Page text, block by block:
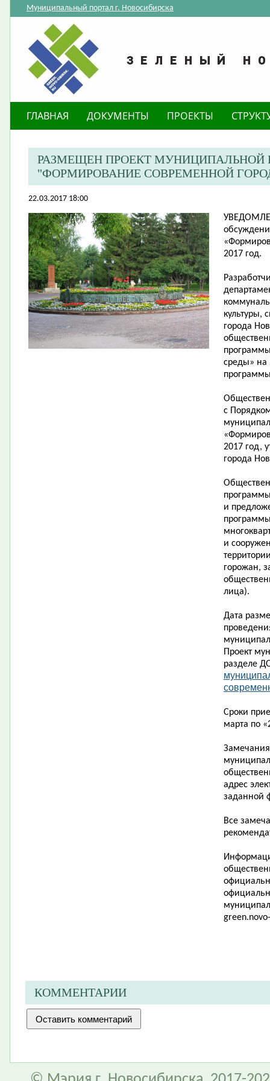
Муниципальный портал г. Новосибирска
ГЛАВНАЯ ДОКУМЕНТЫ ПРОЕКТЫ
РАЗМЕЩЕН ПРОЕКТ МУНИЦИПАЛЬНОЙ
"ФОРМИРОВАНИЕ СОВРЕМЕННОЙ
22.03.2017 18:00
2017 год.
культуры,
города
среды» на
с
2017 год,
города
и
и
горожан,
лица).
Дата
Проект
разделе
Сроки
марта по
адрес
заданной
Все
green.novo-
КОММЕНТАРИИ